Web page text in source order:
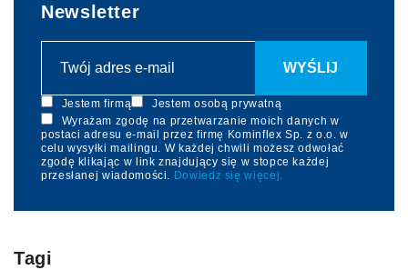
Newsletter
Jestem firmą
Jestem osobą prywatną
Wyrażam zgodę na przetwarzanie moich danych w
postaci adresu e-mail przez firmę Kominflex Sp. z o.o. w
celu wysyłki mailingu. W każdej chwili możesz odwołać
zgodę klikając w link znajdujący się w stopce każdej
przesłanej wiadomości. Dowiedz się więcej.
Tagi